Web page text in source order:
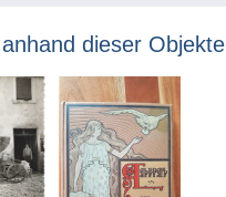
dieser Objekte